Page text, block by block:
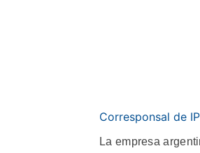
Corresponsal de
La empresa